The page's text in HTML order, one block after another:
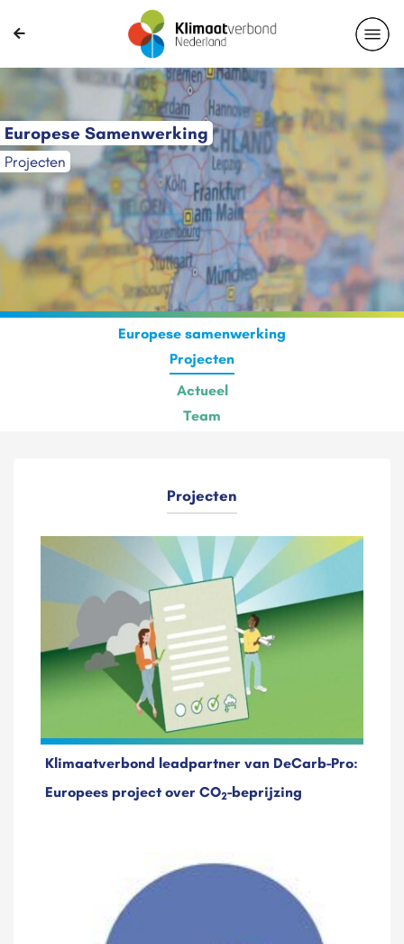
Europese Samenwerking
Projecten
Europese samenwerking
Projecten
Actueel
Team
Projecten
Klimaatverbond leadpartner van DeCarb-Pro:
Europees project over CO2-beprijzing